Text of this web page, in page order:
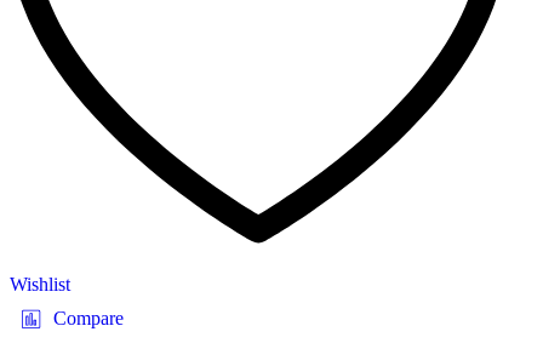
Wishlist
Compare